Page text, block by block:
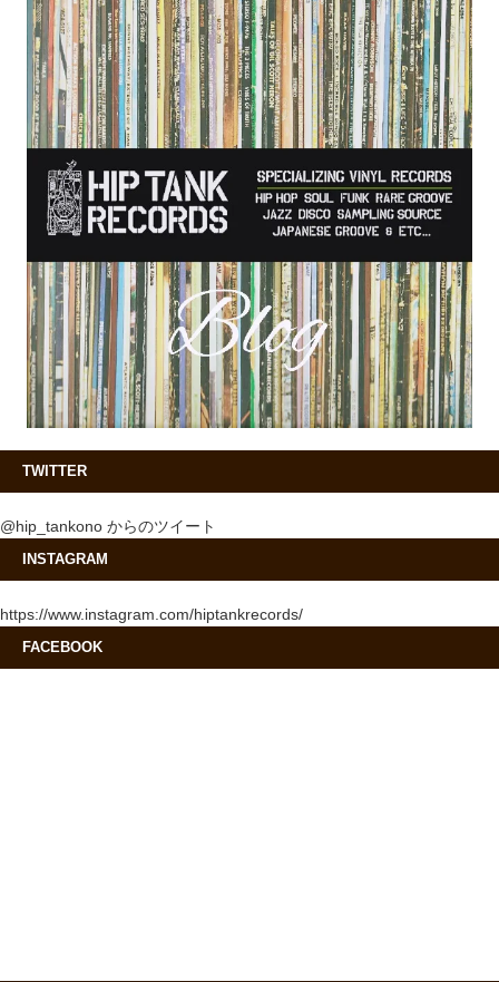
TWITTER
@hip_tankono からのツイート
INSTAGRAM
https://www.instagram.com/hiptankrecords/
FACEBOOK